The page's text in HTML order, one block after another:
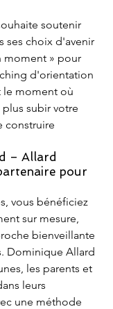
soutenir
ses choix d'avenir
moment » pour
d'orientation
moment où
subir votre
construire
– Allard
pour
vous bénéficiez
sur mesure,
bienveillante
Dominique Allard
les parents et
leurs
une méthode